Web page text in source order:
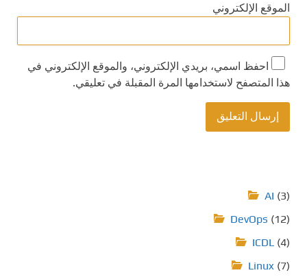
الموقع الإلكتروني
احفظ اسمي، بريدي الإلكتروني، والموقع الإلكتروني في
هذا المتصفح لاستخدامها المرة المقبلة في تعليقي.
AI (3)
DevOps (12)
ICDL (4)
Linux (7)